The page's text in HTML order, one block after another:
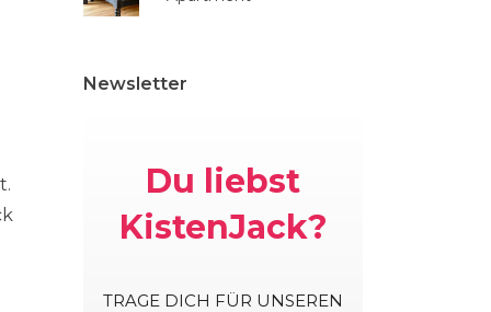
Newsletter
Du liebst
KistenJack?
TRAGE DICH FÜR UNSEREN